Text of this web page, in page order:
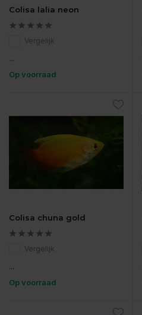
Colisa lalia neon
Vergelijk
...
Op voorraad
Colisa chuna gold
Vergelijk
...
Op voorraad